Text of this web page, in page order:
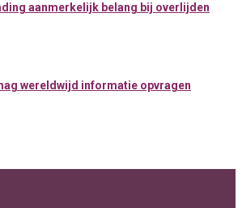
aanmerkelijk belang bij overlijden
wereldwijd informatie opvragen